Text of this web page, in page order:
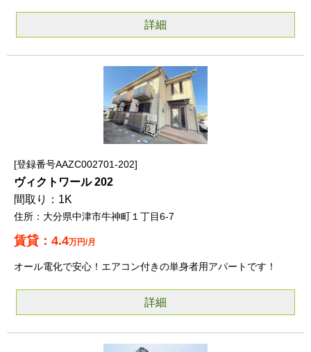
詳細
登録番号AAZC002701-202
ヴィクトワール 202
1K
大分県中津市牛神町１丁目6-7
4.4万円/月
オール電化で安心！エアコン付きの単身者用アパートです！
詳細